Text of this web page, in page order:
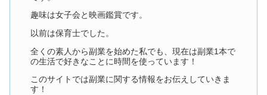
趣味は女子会と映画鑑賞です。
以前は保育士でした。
全くの素人から副業を始めた私でも、現在は副業1本で
の生活で好きなことに時間を使っています！
このサイトでは副業に関する情報をお伝えしていきま
す！